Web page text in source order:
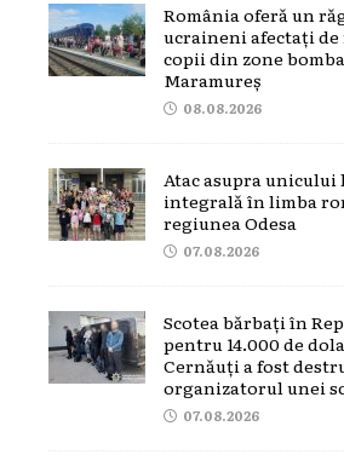
România oferă un
ucraineni afectați de
copii din zone
Maramureș
08.08.2026
Atac asupra unicului
integrală în limba
regiunea Odesa
07.08.2026
Scotea bărbați în
pentru 14.000 de
Cernăuți a fost
organizatorul unei
07.08.2026